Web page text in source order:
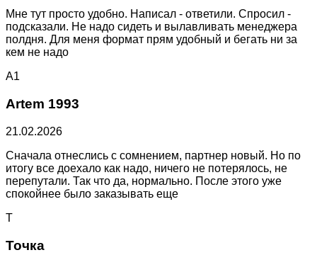
Мне тут просто удобно. Написал - ответили. Спросил -
подсказали. Не надо сидеть и вылавливать менеджера
полдня. Для меня формат прям удобный и бегать ни за
кем не надо
A1
Artem 1993
21.02.2026
Сначала отнеслись с сомнением, партнер новый. Но по
итогу все доехало как надо, ничего не потерялось, не
перепутали. Так что да, нормально. После этого уже
спокойнее было заказывать еще
Т
Точка